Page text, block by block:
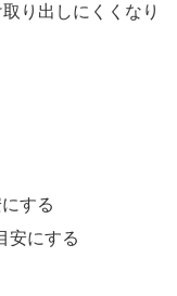
り出しにくくなり
する
安にする